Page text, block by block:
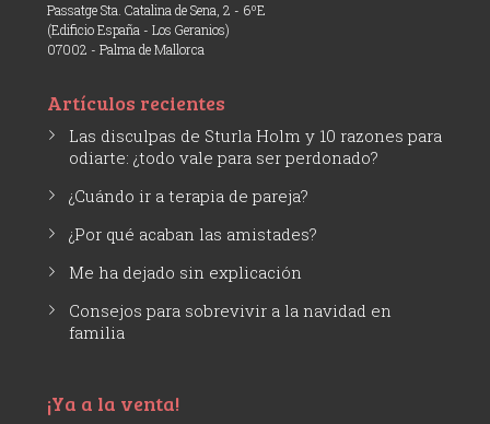
Passatge Sta. Catalina de Sena, 2 - 6ºE
(Edificio España - Los Geranios)
07002 - Palma de Mallorca
Artículos recientes
Las disculpas de Sturla Holm y 10 razones para
odiarte: ¿todo vale para ser perdonado?
¿Cuándo ir a terapia de pareja?
¿Por qué acaban las amistades?
Me ha dejado sin explicación
Consejos para sobrevivir a la navidad en
familia
¡Ya a la venta!